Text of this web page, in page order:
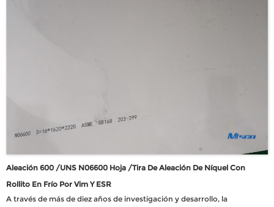
Aleación 600 /UNS N06600 Hoja /tira De Aleación De Níquel Con
Rollito En Frío Por Vim Y ESR
A través de más de diez años de investigación y desarrollo, la